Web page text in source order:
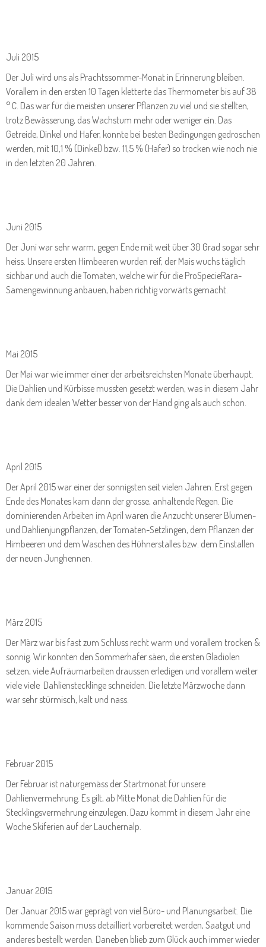
Juli 2015
Der Juli wird uns als Prachtssommer-Monat in Erinnerung bleiben.
Vorallem in den ersten 10 Tagen kletterte das Thermometer bis auf 38
° C. Das war für die meisten unserer Pflanzen zu viel und sie stellten,
trotz Bewässerung, das Wachstum mehr oder weniger ein. Das
Getreide, Dinkel und Hafer, konnte bei besten Bedingungen gedroschen
werden, mit 10,1 % (Dinkel) bzw. 11,5 % (Hafer) so trocken wie noch nie
in den letzten 20 Jahren.
Juni 2015
Der Juni war sehr warm, gegen Ende mit weit über 30 Grad sogar sehr
heiss. Unsere ersten Himbeeren wurden reif, der Mais wuchs täglich
sichbar und auch die Tomaten, welche wir für die ProSpecieRara-
Samengewinnung anbauen, haben richtig vorwärts gemacht.
Mai 2015
Der Mai war wie immer einer der arbeitsreichsten Monate überhaupt.
Die Dahlien und Kürbisse mussten gesetzt werden, was in diesem Jahr
dank dem idealen Wetter besser von der Hand ging als auch schon.
April 2015
Der April 2015 war einer der sonnigsten seit vielen Jahren. Erst gegen
Ende des Monates kam dann der grosse, anhaltende Regen. Die
dominierenden Arbeiten im April waren die Anzucht unserer Blumen-
und Dahlienjungpflanzen, der Tomaten-Setzlingen, dem Pflanzen der
Himbeeren und dem Waschen des Hühnerstalles bzw. dem Einstallen
der neuen Junghennen.
März 2015
Der März war bis fast zum Schluss recht warm und vorallem trocken &
sonnig. Wir konnten den Sommerhafer säen, die ersten Gladiolen
setzen, viele Aufräumarbeiten draussen erledigen und vorallem weiter
viele viele Dahlienstecklinge schneiden. Die letzte Märzwoche dann
war sehr stürmisch, kalt und nass.
Februar 2015
Der Februar ist naturgemäss der Startmonat für unsere
Dahlienvermehrung. Es gilt, ab Mitte Monat die Dahlien für die
Stecklingsvermehrung einzulegen. Dazu kommt in diesem Jahr eine
Woche Skiferien auf der Lauchernalp.
Januar 2015
Der Januar 2015 war geprägt von viel Büro- und Planungsarbeit. Die
kommende Saison muss detailliert vorbereitet werden, Saatgut und
anderes bestellt werden. Daneben blieb zum Glück auch immer wieder